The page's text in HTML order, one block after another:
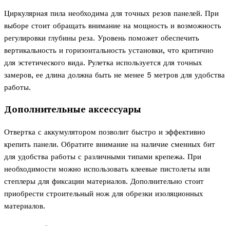
Циркулярная пила необходима для точных резов панелей. При
выборе стоит обращать внимание на мощность и возможность
регулировки глубины реза. Уровень поможет обеспечить
вертикальность и горизонтальность установки, что критично
для эстетического вида. Рулетка используется для точных
замеров, ее длина должна быть не менее 5 метров для удобства
работы.
Дополнительные аксессуары
Отвертка с аккумулятором позволит быстро и эффективно
крепить панели. Обратите внимание на наличие сменных бит
для удобства работы с различными типами крепежа. При
необходимости можно использовать клеевые пистолеты или
степлеры для фиксации материалов. Дополнительно стоит
приобрести строительный нож для обрезки изоляционных
материалов.